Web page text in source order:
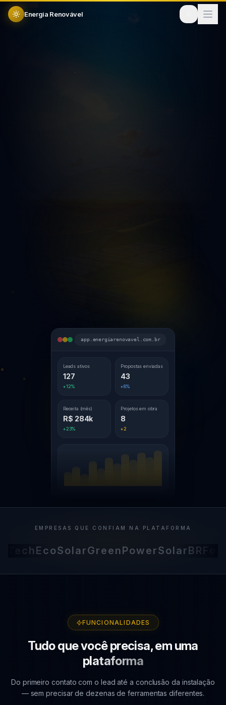
Energia Renovável
app.energiarenovavel.com.br
Leads ativos
127
+12%
Propostas enviadas
43
+8%
Receita (mês)
R$ 284k
+23%
Projetos em obra
8
+2
EMPRESAS QUE CONFIAM NA PLATAFORMA
EcoSolarGreenPowerSolarBR
FUNCIONALIDADES
Tudo que você precisa,em uma
plataforma
Do primeiro contato com o lead até a conclusão da instalação
— sem precisar de dezenas de ferramentas diferentes.